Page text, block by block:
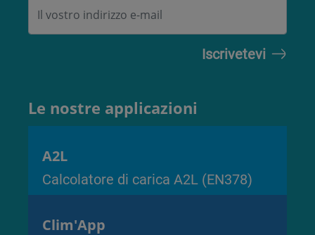
Le nostre applicazioni
A2L
Calcolatore di carica A2L (EN378)
Clim'App